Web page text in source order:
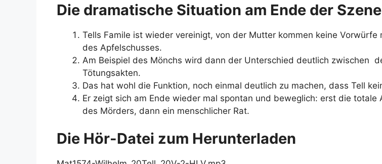
Die dramatische Situation am Ende der
Tells Famile ist wieder vereinigt, von der Mutter kommen keine Vorwürfe
des Apfelschusses.
Am Beispiel des Mönchs wird dann der Unterschied deutlich zwischen
Tötungsakten.
Das hat wohl die Funktion, noch einmal deutlich zu machen, dass Tell
Er zeigt sich am Ende wieder mal spontan und beweglich: erst die totale
des Mörders, dann ein menschlicher Rat.
Die Hör-Datei zum Herunterladen